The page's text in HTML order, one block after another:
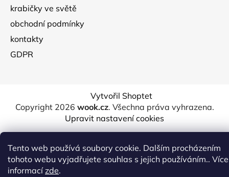
Tento web používá soubory cookie. Dalším procházením
tohoto webu vyjadřujete souhlas s jejich používáním.. Více
informacízde.
krabičky ve světě
obchodní podmínky
kontakty
GDPR
Vytvořil Shoptet
Copyright 2026 wook.cz. Všechna práva vyhrazena.
Upravit nastavení cookies